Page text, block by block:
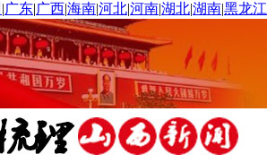
|广东|广西|海南|河北|河南|湖北|湖南|黑龙江